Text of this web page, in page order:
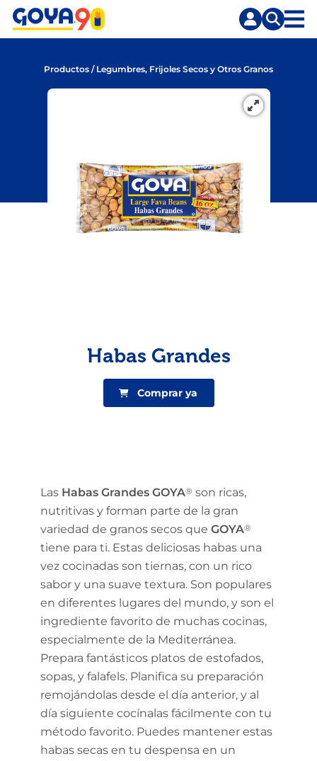
Saltar
principal
Saltar
búsquedaProductos / Legumbres, Frijoles Secos y Otros Granos
Habas Grandes
Comprar ya
Las Habas Grandes GOYA® son ricas,
nutritivas y forman parte de la gran
variedad de granos secos que GOYA®
tiene para ti. Estas deliciosas habas una
vez cocinadas son tiernas, con un rico
sabor y una suave textura. Son populares
en diferentes lugares del mundo, y son el
ingrediente favorito de muchas cocinas,
especialmente de la Mediterránea.
Prepara fantásticos platos de estofados,
sopas, y falafels. Planifica su preparación
remojándolas desde el día anterior, y al
día siguiente cocínalas fácilmente con tu
método favorito. Puedes mantener estas
habas secas en tu despensa en un